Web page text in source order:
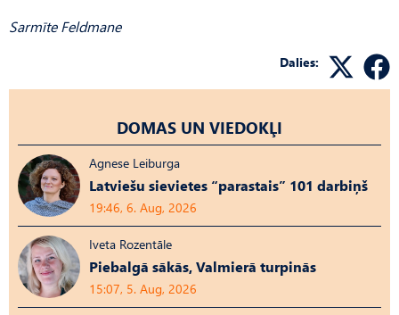
Sarmīte Feldmane
Dalies:
DOMAS UN VIEDOKĻI
Agnese Leiburga
Latviešu sievietes “parastais” 101 darbiņš
19:46, 6. Aug, 2026
Iveta Rozentāle
Piebalgā sākās, Valmierā turpinās
15:07, 5. Aug, 2026